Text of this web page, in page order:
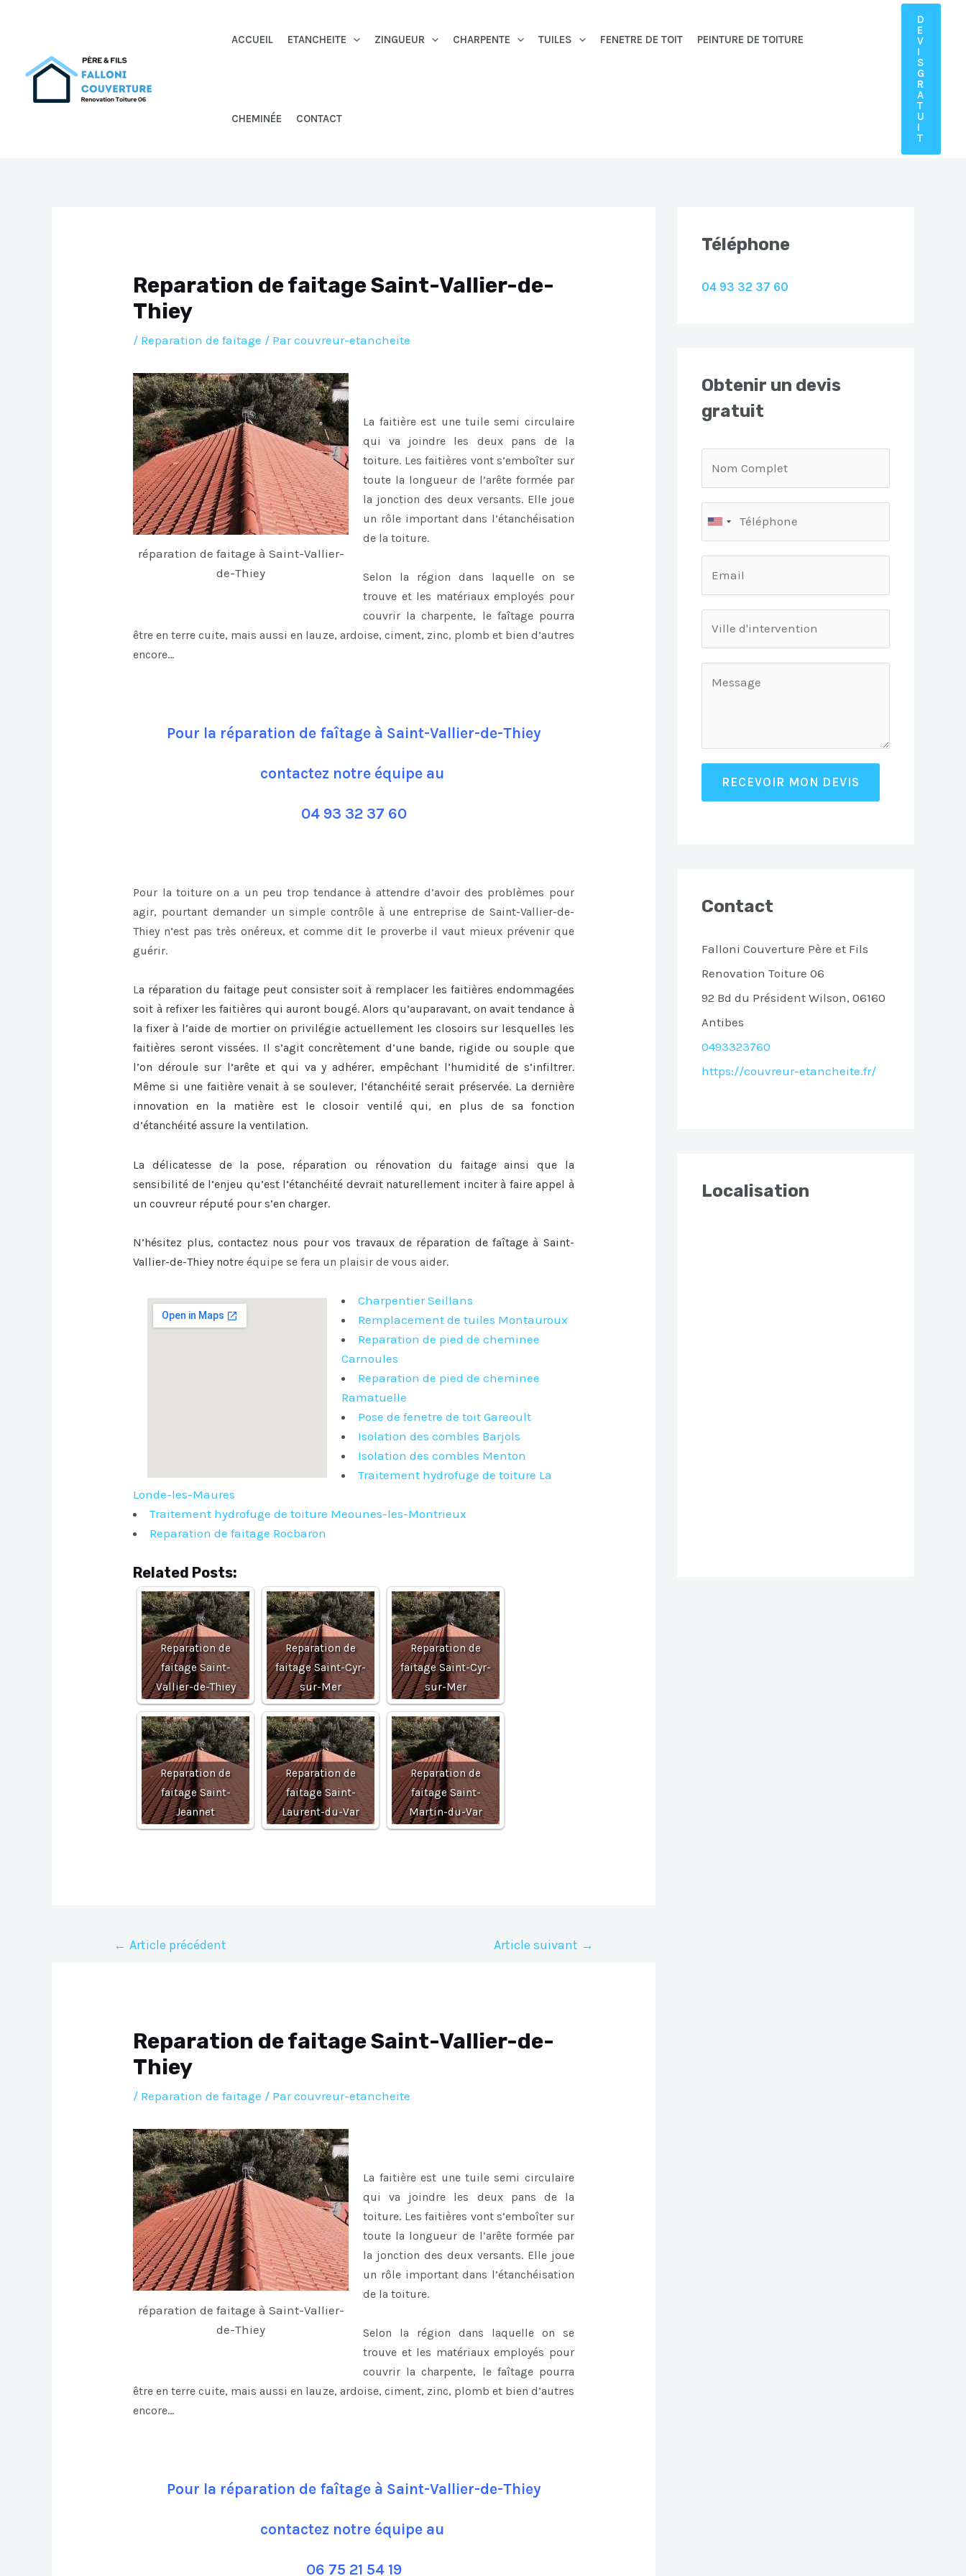
ACCUEIL ETANCHEITE ZINGUEUR CHARPENTE TUILES FENETRE DE TOIT PEINTURE DE TOITURE
CHEMINÉE CONTACT
D
E
V
I
S
G
R
A
T
U
I
T
Reparation de faitage Saint-Vallier-de-
Thiey
/ Reparation de faitage / Parcouvreur-etancheite
réparation de faitage à Saint-Vallier-
de-Thiey
La faitière est une tuile semi circulaire
qui va joindre les deux pans de la
toiture. Les faitières vont s’emboîter sur
toute la longueur de l’arête formée par
la jonction des deux versants. Elle joue
un rôle important dans l’étanchéisation
de la toiture.
Selon la région dans laquelle on se
trouve et les matériaux employés pour
couvrir la charpente, le faîtage pourra
être en terre cuite, mais aussi en lauze, ardoise, ciment, zinc, plomb et bien d’autres
encore…
Pour la réparation de faîtage à Saint-Vallier-de-Thiey
contactez notre équipe au
04 93 32 37 60
Pour la toiture on a un peu trop tendance à attendre d’avoir des problèmes pour
agir, pourtant demander un simple contrôle à une entreprise de Saint-Vallier-de-
Thiey n’est pas très onéreux, et comme dit le proverbe il vaut mieux prévenir que
guérir.
La réparation du faitage peut consister soit à remplacer les faitières endommagées
soit à refixer les faitières qui auront bougé. Alors qu’auparavant, on avait tendance à
la fixer à l’aide de mortier on privilégie actuellement les closoirs sur lesquelles les
faitières seront vissées. Il s’agit concrètement d’une bande, rigide ou souple que
l’on déroule sur l’arête et qui va y adhérer, empêchant l’humidité de s’infiltrer.
Même si une faitière venait à se soulever, l’étanchéité serait préservée. La dernière
innovation en la matière est le closoir ventilé qui, en plus de sa fonction
d’étanchéité assure la ventilation.
La délicatesse de la pose, réparation ou rénovation du faitageainsi que la
sensibilité de l’enjeu qu’est l’étanchéité devrait naturellement inciter à faire appel à
un couvreur réputé pour s’en charger.
N’hésitez plus, contactez nous pour vos travaux de réparation de faîtage à Saint-
Vallier-de-Thiey notre équipe se fera un plaisir de vous aider.
Charpentier Seillans
Remplacement de tuiles Montauroux
Reparation de pied de cheminee
Carnoules
Reparation de pied de cheminee
Ramatuelle
Pose de fenetre de toit Gareoult
Isolation des combles Barjols
Isolation des combles Menton
Traitement hydrofuge de toiture La
Londe-les-Maures
Traitement hydrofuge de toiture Meounes-les-Montrieux
Reparation de faitage Rocbaron
Related Posts:
Reparation de
faitage Saint-
Vallier-de-Thiey
Reparation de
faitage Saint-Cyr-
sur-Mer
Reparation de
faitage Saint-Cyr-
sur-Mer
Reparation de
faitage Saint-
Jeannet
Reparation de
faitage Saint-
Laurent-du-Var
Reparation de
faitage Saint-
Martin-du-Var
Navigation
← Article précédent Article suivant →
Reparation de faitage Saint-Vallier-de-
Thiey
/ Reparation de faitage / Parcouvreur-etancheite
réparation de faitage à Saint-Vallier-
de-Thiey
La faitière est une tuile semi circulaire
qui va joindre les deux pans de la
toiture. Les faitières vont s’emboîter sur
toute la longueur de l’arête formée par
la jonction des deux versants. Elle joue
un rôle important dans l’étanchéisation
de la toiture.
Selon la région dans laquelle on se
trouve et les matériaux employés pour
couvrir la charpente, le faîtage pourra
être en terre cuite, mais aussi en lauze, ardoise, ciment, zinc, plomb et bien d’autres
encore…
Pour la réparation de faîtage à Saint-Vallier-de-Thiey
contactez notre équipe au
06 75 21 54 19
Téléphone
04 93 32 37 60
Obtenir un devis
gratuit
RECEVOIR MON DEVIS
Contact
Falloni Couverture Père et Fils
Renovation Toiture 06
92 Bd du Président Wilson, 06160
Antibes
0493323760
https://couvreur-etancheite.fr/
Localisation